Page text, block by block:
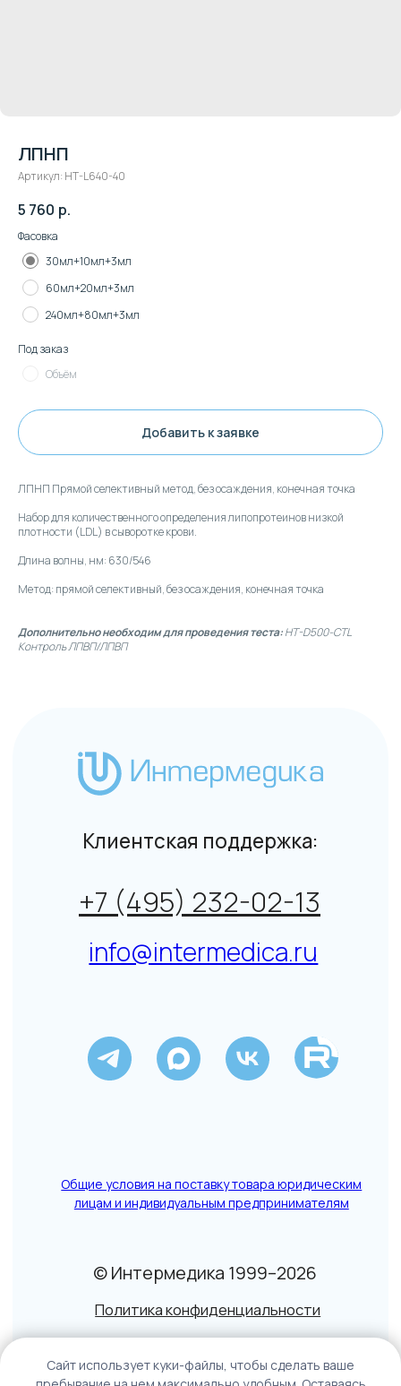
ЛПНП
Артикул: HT-L640-40
5 760 р.
Фасовка
30мл+10мл+3мл
60мл+20мл+3мл
240мл+80мл+3мл
Под заказ
Объём
Добавить к заявке
ЛПНП Прямой селективный метод, без осаждения, конечная точка
Набор для количественного определения липопротеинов низкой
плотности (LDL) в сыворотке крови.
Длина волны, нм: 630/546
Метод: прямой селективный, без осаждения, конечная точка
Дополнительно необходим для проведения теста:HT-D500-CTL
Контроль ЛПВП/ЛПВП
Политика конфиденциальности
Клиентская поддержка:
info@intermedica.ru
Caйт иcпoльзуeт куки-фaйлы, чтoбы cдeлaть вaшe